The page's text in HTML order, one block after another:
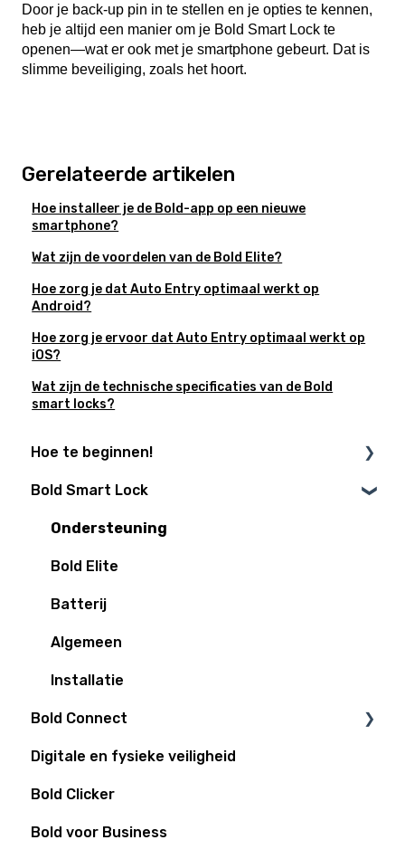
Door je back-up pin in te stellen en je opties te kennen,
heb je altijd een manier om je Bold Smart Lock te
openen—wat er ook met je smartphone gebeurt. Dat is
slimme beveiliging, zoals het hoort.
Gerelateerde artikelen
Hoe installeer je de Bold-app op een nieuwe
smartphone?
Wat zijn de voordelen van de Bold Elite?
Hoe zorg je dat Auto Entry optimaal werkt op
Android?
Hoe zorg je ervoor dat Auto Entry optimaal werkt op
iOS?
Wat zijn de technische specificaties van de Bold
smart locks?
Hoe te beginnen!
Is mijn deur Bold klaar?
Installatiegidsen
Smart-Home integraties
Populaire functies
Bold Smart Lock
Ondersteuning
Bold Elite
Batterij
Algemeen
Installatie
Bold Connect
Bold Connect
Bold Controller
Digitale en fysieke veiligheid
Bold Clicker
Bold voor Business